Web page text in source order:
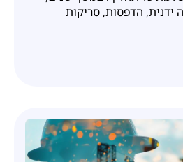
ידנית, הדפסות, סריקות